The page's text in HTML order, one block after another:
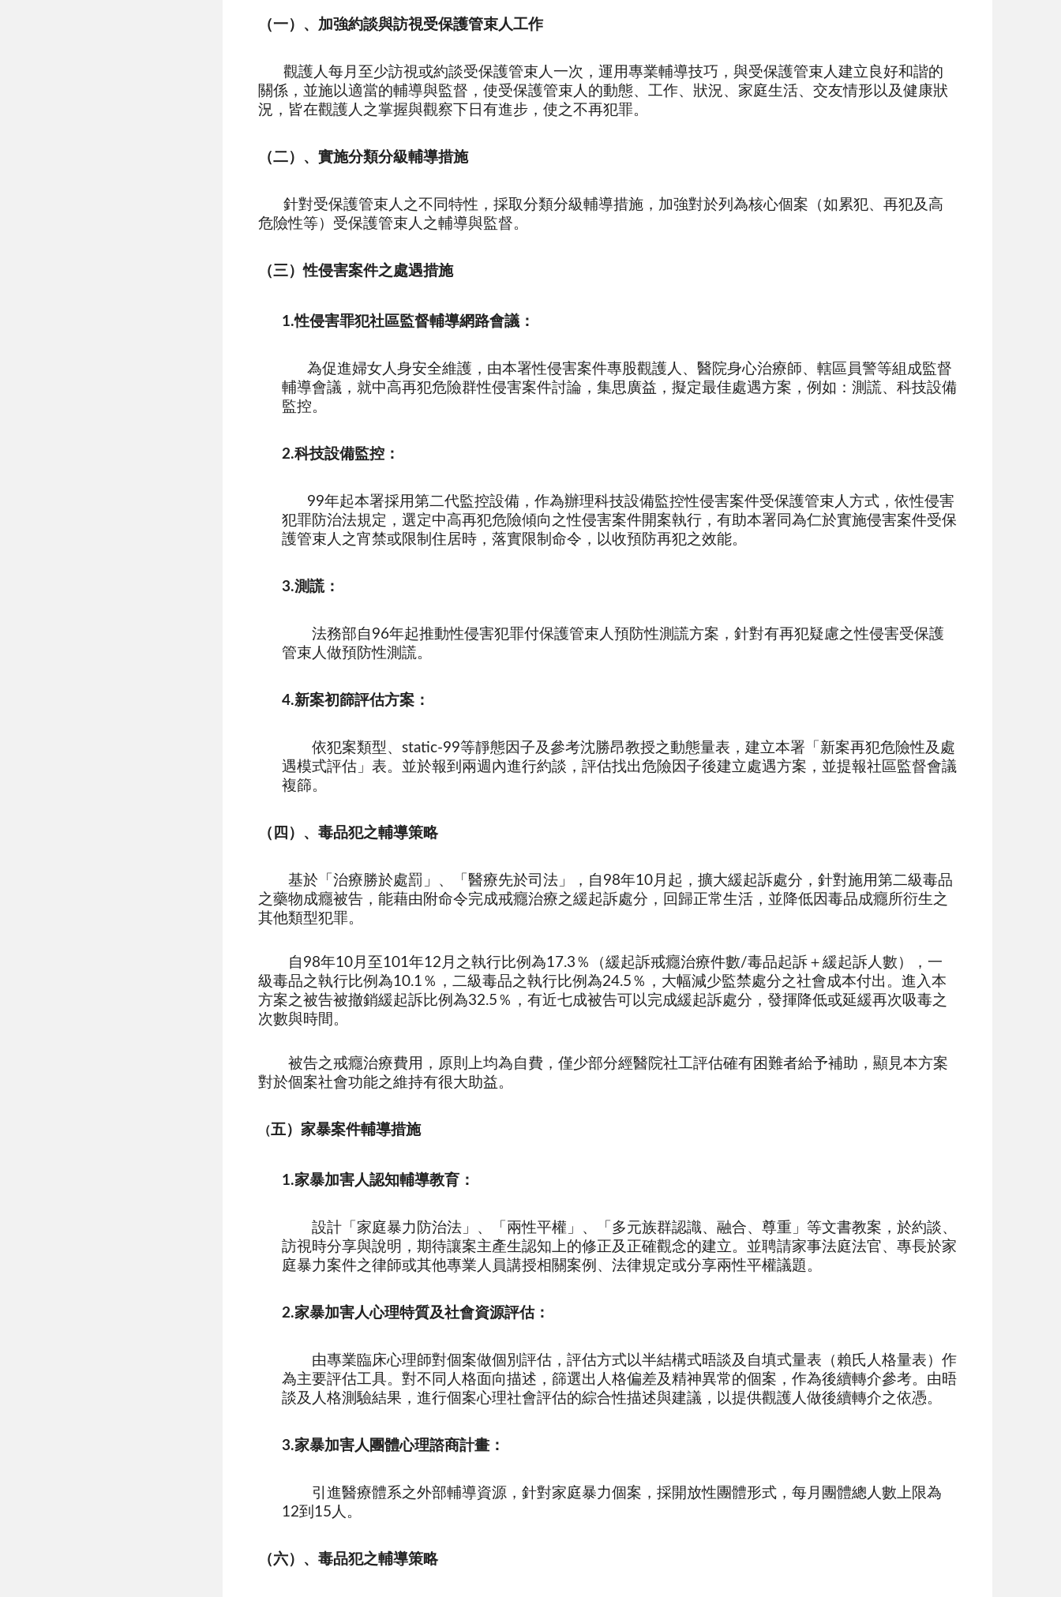
（一）、加強約談與訪視受保護管束人工作
觀護人每月至少訪視或約談受保護管束人一次，運用專業輔導技巧，與受保護管束人建立良好和諧的
關係，並施以適當的輔導與監督，使受保護管束人的動態、工作、狀況、家庭生活、交友情形以及健康狀
況，皆在觀護人之掌握與觀察下日有進步，使之不再犯罪。
（二）、實施分類分級輔導措施
針對受保護管束人之不同特性，採取分類分級輔導措施，加強對於列為核心個案（如累犯、再犯及高
危險性等）受保護管束人之輔導與監督。
（三）性侵害案件之處遇措施
1.性侵害罪犯社區監督輔導網路會議：
為促進婦女人身安全維護，由本署性侵害案件專股觀護人、醫院身心治療師、轄區員警等組成監督
輔導會議，就中高再犯危險群性侵害案件討論，集思廣益，擬定最佳處遇方案，例如：測謊、科技設備
監控。
2.科技設備監控：
99年起本署採用第二代監控設備，作為辦理科技設備監控性侵害案件受保護管束人方式，依性侵害
犯罪防治法規定，選定中高再犯危險傾向之性侵害案件開案執行，有助本署同為仁於實施侵害案件受保
護管束人之宵禁或限制住居時，落實限制命令，以收預防再犯之效能。
3.測謊：
法務部自96年起推動性侵害犯罪付保護管束人預防性測謊方案，針對有再犯疑慮之性侵害受保護
管束人做預防性測謊。
4.新案初篩評估方案：
依犯案類型、static-99等靜態因子及參考沈勝昂教授之動態量表，建立本署「新案再犯危險性及處
遇模式評估」表。並於報到兩週內進行約談，評估找出危險因子後建立處遇方案，並提報社區監督會議
複篩。
（四）、毒品犯之輔導策略
基於「治療勝於處罰」、「醫療先於司法」，自98年10月起，擴大緩起訴處分，針對施用第二級毒品
之藥物成癮被告，能藉由附命令完成戒癮治療之緩起訴處分，回歸正常生活，並降低因毒品成癮所衍生之
其他類型犯罪。
自98年10月至101年12月之執行比例為17.3％（緩起訴戒癮治療件數/毒品起訴＋緩起訴人數），一
級毒品之執行比例為10.1％，二級毒品之執行比例為24.5％，大幅減少監禁處分之社會成本付出。進入本
方案之被告被撤銷緩起訴比例為32.5％，有近七成被告可以完成緩起訴處分，發揮降低或延緩再次吸毒之
次數與時間。
被告之戒癮治療費用，原則上均為自費，僅少部分經醫院社工評估確有困難者給予補助，顯見本方案
對於個案社會功能之維持有很大助益。
（五）家暴案件輔導措施
1.家暴加害人認知輔導教育：
設計「家庭暴力防治法」、「兩性平權」、「多元族群認識、融合、尊重」等文書教案，於約談、
訪視時分享與說明，期待讓案主產生認知上的修正及正確觀念的建立。並聘請家事法庭法官、專長於家
庭暴力案件之律師或其他專業人員講授相關案例、法律規定或分享兩性平權議題。
2.家暴加害人心理特質及社會資源評估：
由專業臨床心理師對個案做個別評估，評估方式以半結構式晤談及自填式量表（賴氏人格量表）作
為主要評估工具。對不同人格面向描述，篩選出人格偏差及精神異常的個案，作為後續轉介參考。由晤
談及人格測驗結果，進行個案心理社會評估的綜合性描述與建議，以提供觀護人做後續轉介之依憑。
3.家暴加害人團體心理諮商計畫：
引進醫療體系之外部輔導資源，針對家庭暴力個案，採開放性團體形式，每月團體總人數上限為
12到15人。
（六）、毒品犯之輔導策略